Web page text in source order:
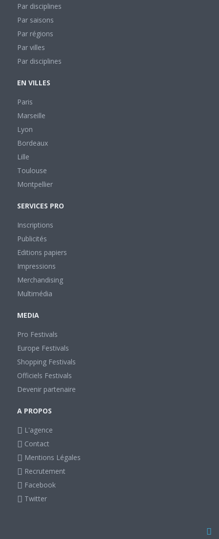
Par disciplines
Par saisons
Par régions
Par villes
Par disciplines
EN VILLES
Paris
Marseille
Lyon
Bordeaux
Lille
Toulouse
Montpellier
SERVICES PRO
Inscriptions
Publicités
Editions papiers
Impressions
Merchandising
Multimédia
MEDIA
Pro Festivals
Europe Festivals
Shopping Festivals
Officiels Festivals
Devenir partenaire
A PROPOS
L'agence
Contact
Mentions Légales
Recrutement
Facebook
Twitter